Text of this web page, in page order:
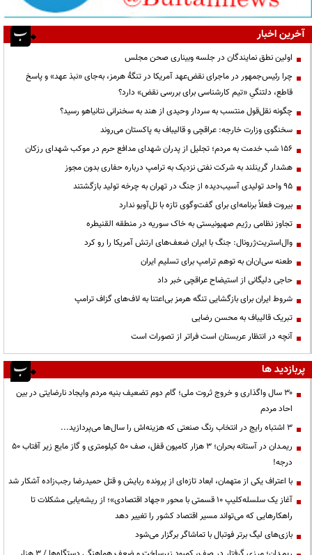
آخرین اخبار
اولین نطق نمایندگان در جلسه وبیناری صحن مجلس
چرا رئیس‌جمهور در ماجرای نقض‌عهد آمریکا در تنگهٔ هرمز، به‌جای «نبذ عهد» و پاسخ
قاطع، دلتنگیِ «تیم کارشناسی برای بررسی نقض» دارد؟
چگونه نقل‌قول منتسب به سردار وحیدی از هند به سخنرانی نتانیاهو رسید؟
سخنگوی وزارت خارجه: عراقچی و قالیباف به پاکستان می‌روند
۱۵۶ شب خدمت به مردم؛ تجلیل از پدران شهدای مدافع حرم در موکب شهدای رزکان
هشدار گرینلند به شرکت نفتی نزدیک به ترامپ درباره حفاری بدون مجوز
95 واحد تولیدی آسیب‌دیده از جنگ در تهران به چرخه تولید بازگشتند
بیروت فعلاً برنامه‌ای برای گفت‌وگوی تازه با تل‌آویو ندارد
تجاوز نظامی رژیم صهیونیستی به خاک سوریه در منطقه القنیطره
وال‌استریت‌ژرونال: جنگ با ایران ضعف‌های ارتش آمریکا را رو کرد
طعنه سی‌ان‌ان به توهم ترامپ برای تسلیم ایران
حاجی دلیگانی از استیضاح عراقچی خبر داد
شروط ایران برای بازگشایی تنگه هرمز بی‌اعتنا به لاف‌های گزاف ترامپ
تبریک قالیباف به محسن رضایی
آنچه در انتظار عربستان است فراتر از تصورات است
پربازدید ها
۳۰ سال واگذاری و خروج ثروت ملی؛ گام دوم تضعیف بنیه مردم وایجاد نارضایتی در بین
احاد مردم
3 اشتباه رایج در انتخاب رنگ صنعتی که هزینه‌اش را سال‌ها می‌پردازید...
ریمـدان در آستانه بحران؛ ۳ هزار کامیون قفل، صف ۵۰ کیلومتری و گاز مایع زیر آفتاب ۵۰
درجه!
با اعتراف یکی از متهمان، ابعاد تازه‌ای از پرونده ربایش و قتل حمیدرضا رجب‌زاده آشکار شد
آغاز یک سلسله‌کلیپ ۱۰ قسمتی با محور «جهاد اقتصادی»؛ از ریشه‌یابی مشکلات تا
راهکارهایی که می‌تواند مسیر اقتصاد کشور را تغییر دهد
بازی‌های لیگ برتر فوتبال با تماشاگر برگزار می‌شود